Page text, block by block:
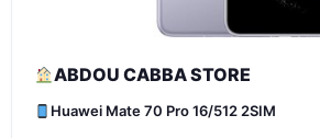
ABDOU CABBA STORE
Huawei Mate 70 Pro 16/512 2SIM